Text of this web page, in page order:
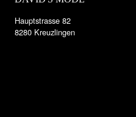
Hauptstrasse 82
8280 Kreuzlingen